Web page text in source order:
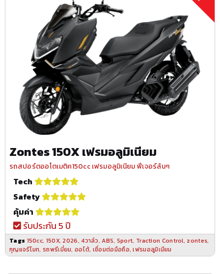
Zontes 150X เฟรมอลูมิเนียม
รถสปอร์ตออโตเมติค150cc เฟรมอลูมิเนียม ฟีเจอร์ล้นๆ
Tech
Safety
คุ้มค่า
รับประกัน 5 ปี
Tags 150cc, 150X, 2026,4วาล์ว,ABS, Sport, Traction Control, zontes,
กุญแจรีโมท,รถพรีเมี่ยม,ออโต้, เชื่อมต่อมือถือ,เฟรมอลูมิเนียม